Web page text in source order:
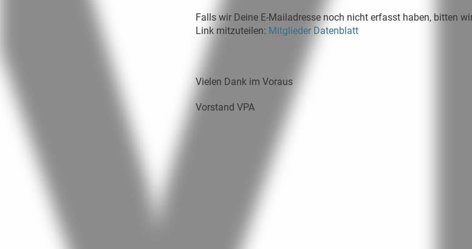
Falls wir Deine E-Mailadresse noch nicht erfasst haben, bitten
Link mitzuteilen: Mitglieder Datenblatt
Vielen Dank im Voraus
Vorstand VPA